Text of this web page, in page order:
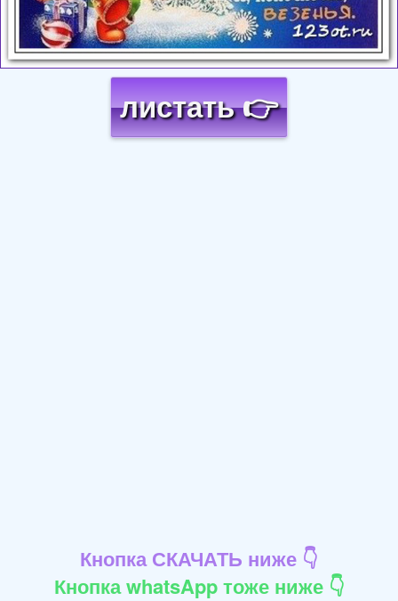
листать 👉
Кнопка СКАЧАТЬ ниже 👇
Кнопка whatsApp тоже ниже 👇